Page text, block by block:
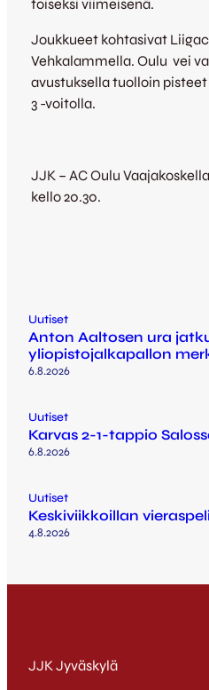
toiseksi viimeisenä.
Joukkueet kohtasivat
Vehkalammella. Oulu vei
avustuksella tuolloin
3 -voitolla.
JJK – AC Oulu
kello 20.30.
Uutiset
Anton Aaltosen ura
yliopistojalkapallon
6.8.2026
Uutiset
Karvas 2-1-tappio
6.8.2026
Uutiset
Keskiviikkoillan
4.8.2026
JJK Jyväskylä